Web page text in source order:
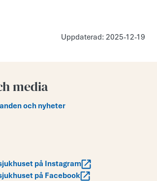
Uppdaterad: 2025-12-19
media
och nyheter
på Instagram
på Facebook